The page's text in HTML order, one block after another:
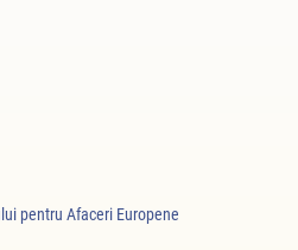
pentru Afaceri Europene